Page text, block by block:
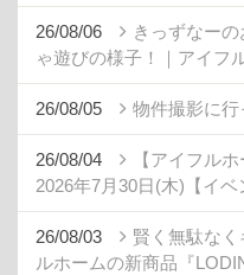
26/08/06
きっずなー
ゃ遊びの様子！｜アイフ
26/08/05 物件撮影に
26/08/04
【アイフル
2026年7月30日(木)【イベ
26/08/03
賢く無駄な
ルホームの新商品『